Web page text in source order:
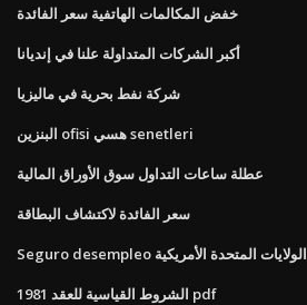
خفض المكالمات الهاتفية سعر الفائدة
أكبر الشركات المتداولة علنا ​​في إنديانا
شركة نفط بحرية في ماليزيا
البنزين ofisi هسي senetleri
عطلة ساعات التداول سوق الأوراق المالية
سعر الفائدة لاكتشاف البطاقة
Seguro desempleo الولايات المتحدة الأمريكية
الشروط القياسية للعقد 1981 pdf